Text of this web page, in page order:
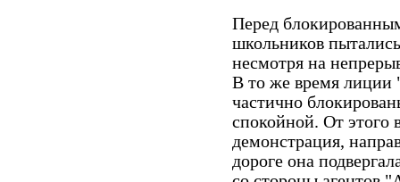
Перед
школьников
несмотря на
В то же время
частично
спокойной. От этого
демонстрация,
дороге она